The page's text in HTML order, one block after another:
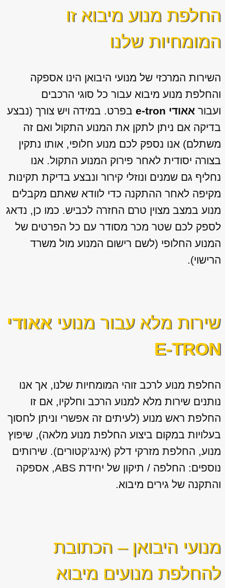
החלפת מנוע מיבוא זו
המומחיות שלנו
השירות המרכזי של מנועי היבואן הינו אספקה
והחלפת מנוע מיבוא עבור כל סוגי הרכבים
ועבור אאודי e-tron
בפרט. במידה ויש צורך (נבצע
בדיקה אם ניתן לתקן את המנוע התקול ואם זה
משתלם) אנו נספק לכם מנוע חלופי, אותו נתקין
בצורה יסודית לאחר פירוק המנוע התקול. אנו
נחליף גם שמנים ונוזלי קירור ונבצע בדיקת תקינות
מקיפה לאחר ההתקנה כדי לוודא שאתם מקבלים
מנוע במצב מצוין טרם החזרה לכביש. כמו כן, נדאג
לספק לכם שטר מכר מסודר עם כל הפרטים של
המנוע החלופי (לשם רישום המנוע מול משרד
הרישוי).
שירות מלא עבור מנועי אאודי
E-TRON
החלפת מנוע לרכב זוהי המומחיות שלנו, אך אנו
נותנים שירות מלא למנוע הרכב וחלקיו, אם זו
החלפת ראש מנוע (לעיתים זה אפשרי וניתן לחסוך
בעלויות במקום ביצוע החלפת מנוע מלאה), שיפוץ
מנוע, החלפת מזרקי דלק (אינג’קטורים). שירותים
נוספים: החלפה / תיקון של יחידת ABS, אספקה
והתקנה של גירים מיבוא.
מנועי היבואן – הכתובת
להחלפת מנועים מיבוא